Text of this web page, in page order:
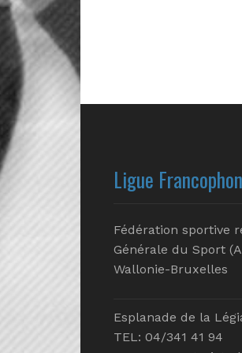
Ligue
Fédération sportive
Générale du Sport
Wallonie-Bruxelles
Esplanade de la
TEL: 04/341 41 94